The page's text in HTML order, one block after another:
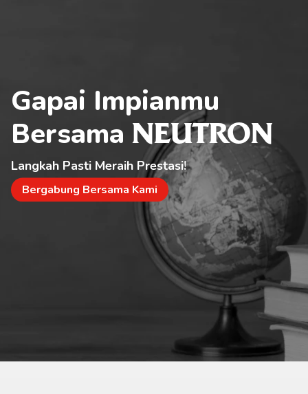
Gapai Impianmu
Bersama NEUTRON
Langkah Pasti Meraih Prestasi!
Bergabung Bersama Kami